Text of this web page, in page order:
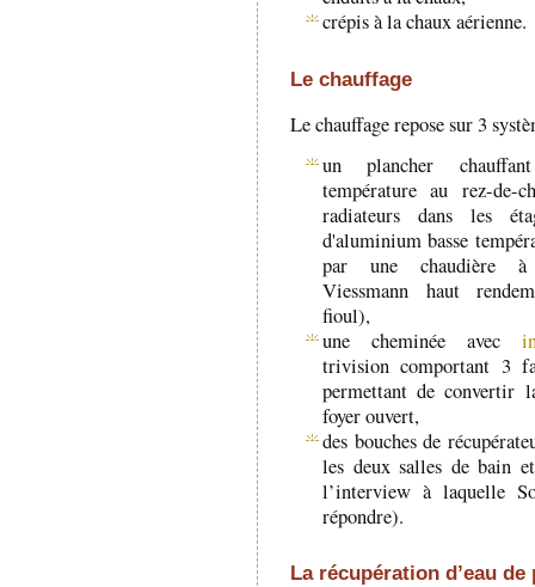
crépis à la chaux aérienne.
Le chauffage
Le chauffage repose sur 3
un plancher
température au rez-de-
radiateurs dans les
d'aluminium basse
par une chaudière à
Viessmann haut
fioul),
une cheminée avec
trivision comportant 3
permettant de convertir
foyer ouvert,
des bouches de
les deux salles de bain
l’interview à laquelle
répondre).
La récupération d’eau de